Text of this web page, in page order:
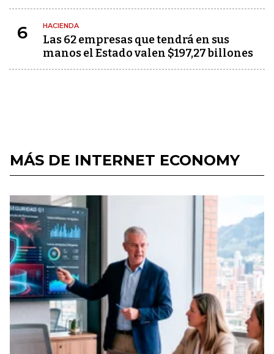
6 HACIENDA
Las 62 empresas que tendrá en sus
manos el Estado valen $197,27 billones
MÁS DE INTERNET ECONOMY